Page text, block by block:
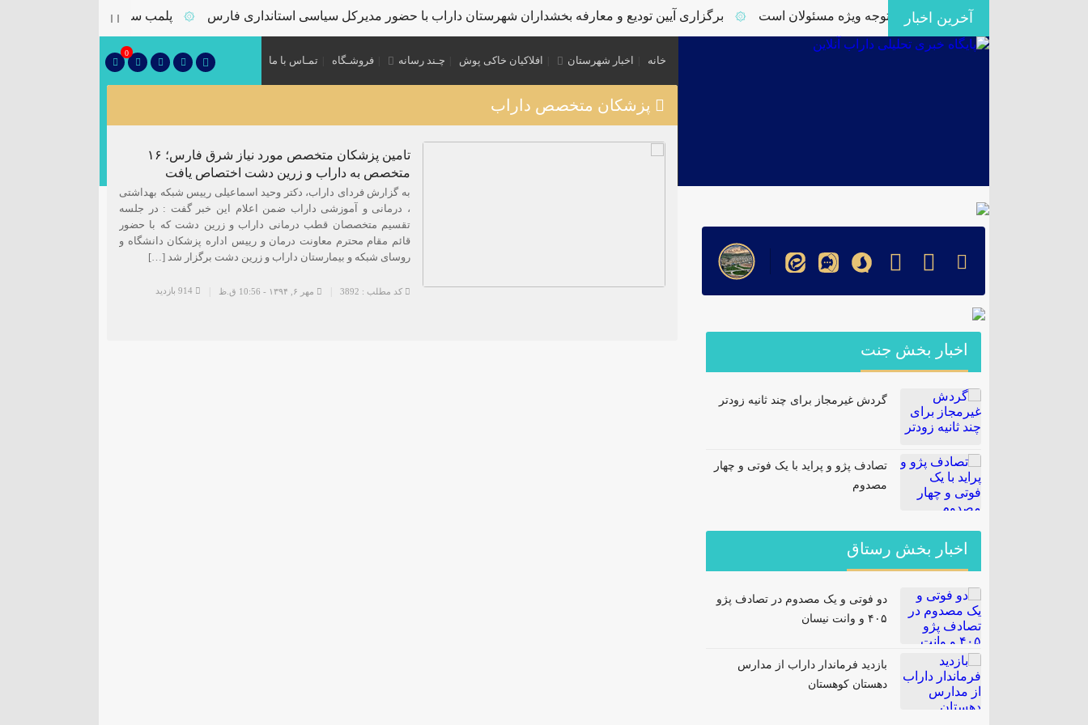
آخرین اخبار
فورگ داراب نیازمند توجه ویژه مسئولان است ۞ برگزاری آیین تودیع و معارفه بخشداران شهرستان داراب با حضور مدیرکل سیاسی استانداری فارس ۞ پلمب سه واحد صنفی متخلف در
خانه اخبار شهرستان افلاکیان خاکی پوش چـند رسانه فروشـگاه تمـاس با ما
0
پزشکان متخصص داراب
تامین پزشکان متخصص مورد نیاز شرق فارس؛ ۱۶
متخصص به داراب و زرین دشت اختصاص یافت
به گزارش فردای داراب، دکتر وحید اسماعیلی رییس شبکه بهداشتی
، درمانی و آموزشی داراب ضمن اعلام این خبر گفت : در جلسه
تقسیم متخصصان قطب درمانی داراب و زرین دشت که با حضور
قائم مقام محترم معاونت درمان و رییس اداره پزشکان دانشگاه و
روسای شبکه و بیمارستان داراب و زرین دشت برگزار شد […]
کد مطلب : 3892 مهر ۶, ۱۳۹۴ - 10:56 ق.ظ
اخبار بخش جنت
گردش غیرمجاز برای چند ثانیه زودتر
تصادف پژو و پراید با یک فوتی و چهار
مصدوم
اخبار بخش رستاق
دو فوتی و یک مصدوم در تصادف پژو
۴۰۵ و وانت نیسان
بازدید فرماندار داراب از مدارس
دهستان کوهستان